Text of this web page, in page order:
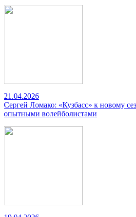
21.04.2026
Сергей Ломако: «Кузбасс» к новому
опытными волейболистами